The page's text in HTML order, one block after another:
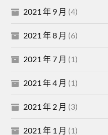
2021 年 9 月 (4)
2021 年 8 月 (6)
2021 年 7 月 (1)
2021 年 4 月 (1)
2021 年 2 月 (3)
2021 年 1 月 (1)